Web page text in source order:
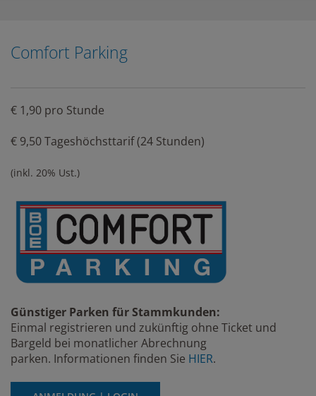
Comfort Parking
€ 1,90 pro Stunde
€ 9,50 Tageshöchsttarif (24 Stunden)
(inkl. 20% Ust.)
Günstiger Parken für Stammkunden:
Einmal registrieren und zukünftig ohne Ticket und
Bargeld bei monatlicher Abrechnung
parken. Informationen finden Sie HIER.